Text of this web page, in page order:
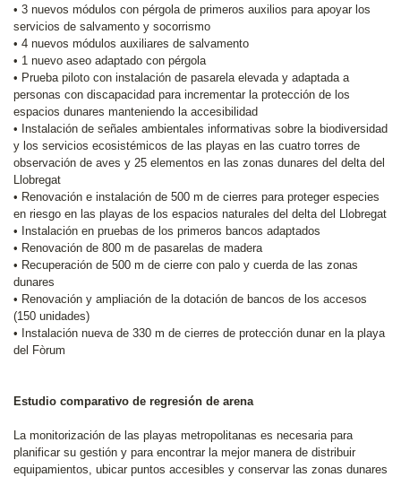
• 3 nuevos módulos con pérgola de primeros auxilios para apoyar los
servicios de salvamento y socorrismo
• 4 nuevos módulos auxiliares de salvamento
• 1 nuevo aseo adaptado con pérgola
• Prueba piloto con instalación de pasarela elevada y adaptada a
personas con discapacidad para incrementar la protección de los
espacios dunares manteniendo la accesibilidad
• Instalación de señales ambientales informativas sobre la biodiversidad
y los servicios ecosistémicos de las playas en las cuatro torres de
observación de aves y 25 elementos en las zonas dunares del delta del
Llobregat
• Renovación e instalación de 500 m de cierres para proteger especies
en riesgo en las playas de los espacios naturales del delta del Llobregat
• Instalación en pruebas de los primeros bancos adaptados
• Renovación de 800 m de pasarelas de madera
• Recuperación de 500 m de cierre con palo y cuerda de las zonas
dunares
• Renovación y ampliación de la dotación de bancos de los accesos
(150 unidades)
• Instalación nueva de 330 m de cierres de protección dunar en la playa
del Fòrum
Estudio comparativo de regresión de arena
La monitorización de las playas metropolitanas es necesaria para
planificar su gestión y para encontrar la mejor manera de distribuir
equipamientos, ubicar puntos accesibles y conservar las zonas dunares